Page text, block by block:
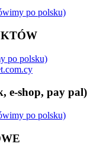
po polsku)
po polsku)
e-shop, pay pal)
po polsku)